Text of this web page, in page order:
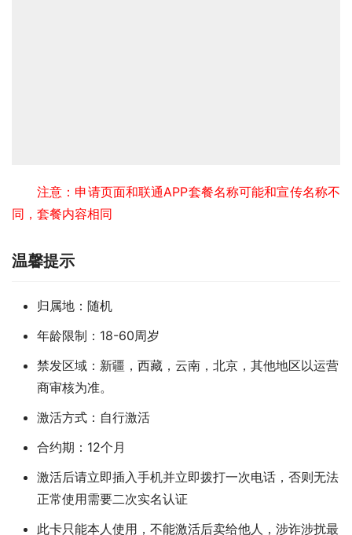
注意：申请页面和联通APP套餐名称可能和宣传名称不
同，套餐内容相同
温馨提示
归属地：随机
年龄限制：18-60周岁
禁发区域：新疆，西藏，云南，北京，其他地区以运营
商审核为准。
激活方式：自行激活
合约期：12个月
激活后请立即插入手机并立即拨打一次电话，否则无法
正常使用需要二次实名认证
此卡只能本人使用，不能激活后卖给他人，涉诈涉扰最